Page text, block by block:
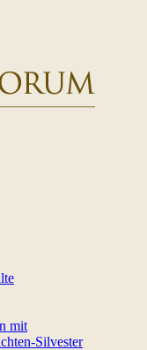
mit
Silvester